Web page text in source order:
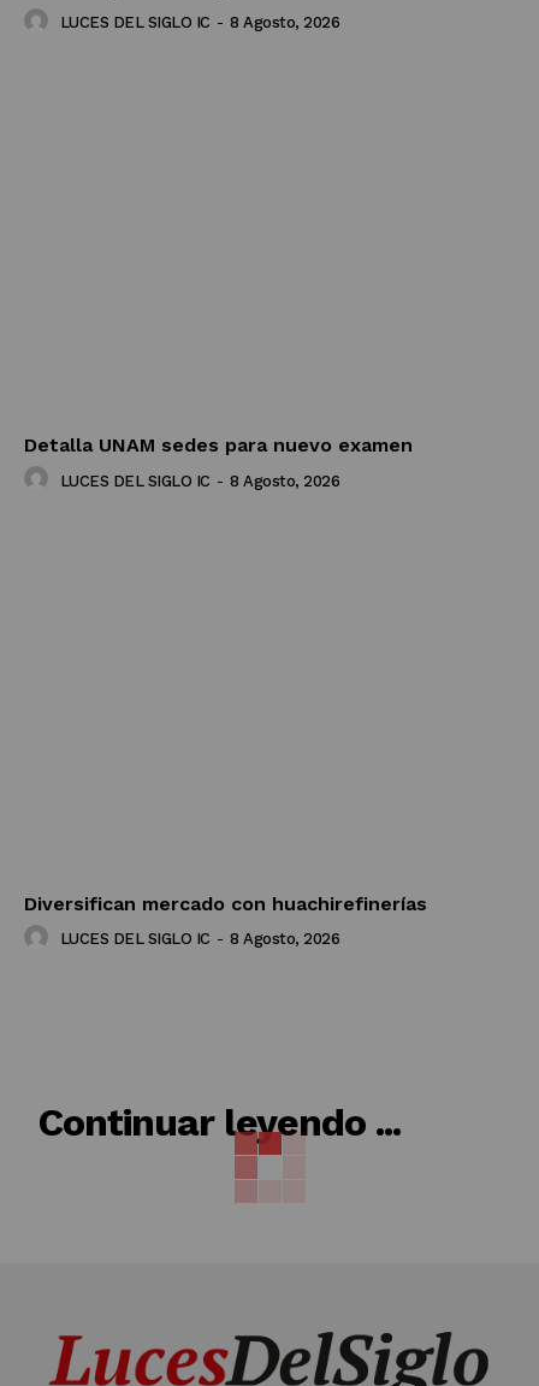
LUCES DEL SIGLO IC - 8 Agosto, 2026
Detalla UNAM sedes para nuevo examen
LUCES DEL SIGLO IC - 8 Agosto, 2026
Diversifican mercado con huachirefinerías
LUCES DEL SIGLO IC - 8 Agosto, 2026
Continuar leyendo ...
RELACIONADO